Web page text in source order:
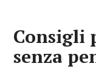
Consigli
senza